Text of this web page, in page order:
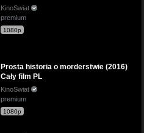
KinoSwiat
premium
1080p
Prosta historia o morderstwie (2016)
Cały film PL
KinoSwiat
premium
1080p